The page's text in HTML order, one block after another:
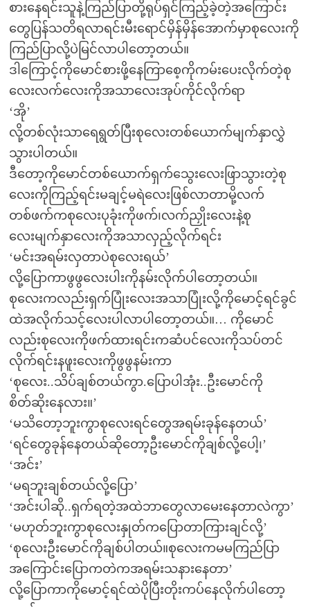
စားနေရင်းသူနဲ့ကြည်ပြာတို့ရုပ်ရှင်ကြည့်ခဲ့တဲ့အကြောင်း
တွေပြန်သတိရလာရင်းမီးရောင်မှိန်မှိန်အောက်မှာစုလေးကို
ကြည်ပြာလို့ပဲမြင်လာပါတော့တယ်။
ဒါကြောင့်ကိုမောင်စားဖို့နေကြာစေ့ကိုကမ်းပေးလိုက်တဲ့စု
လေးလက်လေးကိုအသာလေးအုပ်ကိုင်လိုက်ရာ
‘အို’
လို့တစ်လုံးသာရေရွတ်ပြီးစုလေးတစ်ယောက်မျက်နှာလွှဲ
သွားပါတယ်။
ဒီတော့ကိုမောင်တစ်ယောက်ရှက်သွေးလေးဖြာသွားတဲ့စု
လေးကိုကြည့်ရင်းမချင့်မရဲလေးဖြစ်လာတာမို့လက်
တစ်ဖက်ကစုလေးပုခုံးကိုဖက်၊လက်ညှိုးလေးနဲ့စု
လေးမျက်နှာလေးကိုအသာလှည့်လိုက်ရင်း
‘မင်းအရမ်းလှတာပဲစုလေးရယ်’
လို့ပြောကာဖွဖွလေးပါးကိုနမ်းလိုက်ပါတော့တယ်။
စုလေးကလည်းရှက်ပြုံးလေးအသာပြုံးလို့ကိုမောင့်ရင်ခွင်
ထဲအလိုက်သင့်လေးပါလာပါတော့တယ်။… ကိုမောင်
လည်းစုလေးကိုဖက်ထားရင်းကဆံပင်လေးကိုသပ်တင်
လိုက်ရင်းနဖူးလေးကိုဖွဖွနမ်းကာ
‘စုလေး..သိပ်ချစ်တယ်ကွာ.ပြောပါအုံး..ဦးမောင်ကို
စိတ်ဆိုးနေလား။’
‘မသိတော့ဘူးကွာစုလေးရင်တွေအရမ်းခုန်နေတယ်’
‘ရင်တွေခုန်နေတယ်ဆိုတော့ဦးမောင်ကိုချစ်လို့ပေါ့၊’
‘အင်း’
‘မရဘူးချစ်တယ်လို့ပြော’
‘အင်းပါဆို..ရှက်ရတဲ့အထဲဘာတွေလာမေးနေတာလဲကွာ’
‘မဟုတ်ဘူးကွာစုလေးနှုတ်ကပြောတာကြားချင်လို့’
‘စုလေးဦးမောင်ကိုချစ်ပါတယ်။စုလေးကမမကြည်ပြာ
အကြောင်းပြောကတဲကအရမ်းသနားနေတာ’
လို့ပြောကာကိုမောင့်ရင်ထဲပိုပြီးတိုးကပ်နေလိုက်ပါတော့